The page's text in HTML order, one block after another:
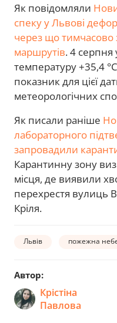
Як повідомляли
спеку у Львові
через що
маршрутів. 4 серпня
температуру +35,4
показник для цієї
метеорологічних
Як писали раніше
лабораторного
запровадили
Карантинну зону
місця, де виявили
перехрестя вулиць
Кріля.
Львів пожежна
Автор:
Крістіна
Павлова